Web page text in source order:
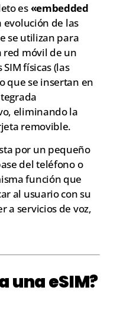
es«embedded
evolución de las
se utilizan para
red móvil de un
físicas (las
que se insertan en
eliminando la
removible.
por un pequeño
del teléfono o
función que
al usuario con su
a servicios de voz,
una eSIM?